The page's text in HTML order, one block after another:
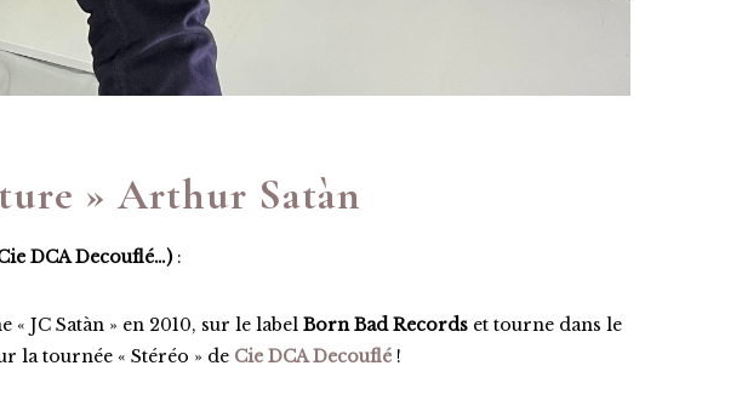
» Arthur Satàn
DCA Decouflé…) :
JC Satàn » en 2010, sur le labelBorn Bad Recordset tourne dans le
la tournée « Stéréo » de Cie DCA Decouflé !